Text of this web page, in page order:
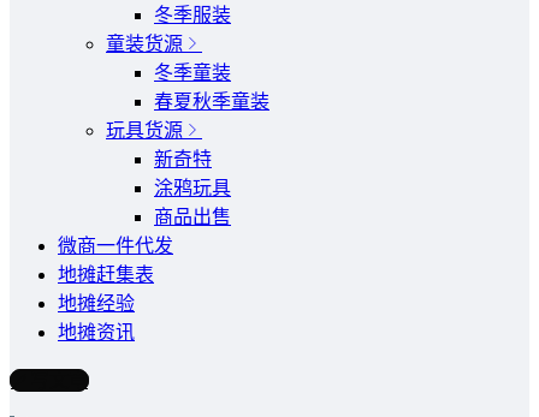
冬季服装
童装货源
冬季童装
春夏秋季童装
玩具货源
新奇特
涂鸦玩具
商品出售
微商一件代发
地摊赶集表
地摊经验
地摊资讯
写文章